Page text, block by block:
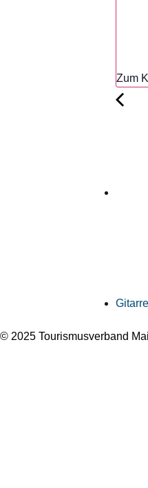
Zum
© 2025 Tourismusverband